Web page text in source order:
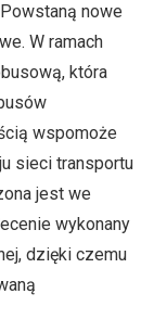
nowe
W ramach
która
wspomoże
sieci transportu
jest we
wykonany
dzięki czemu